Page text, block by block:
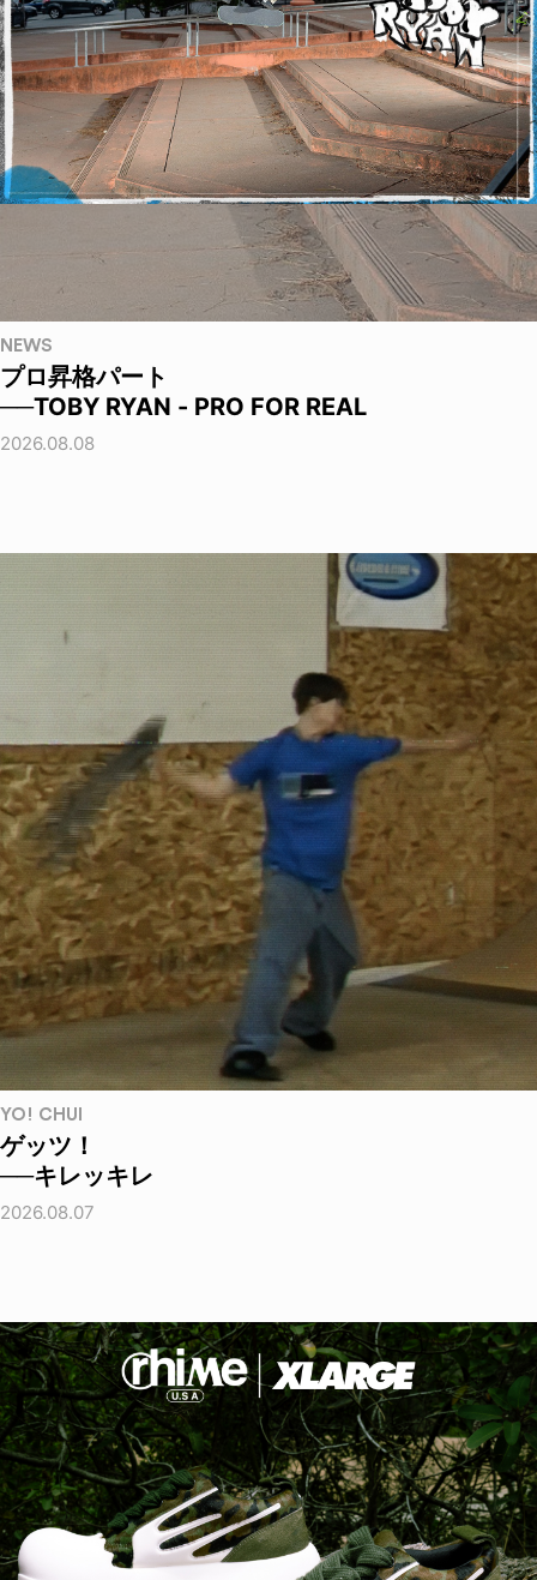
NEWS
プロ昇格パート
──TOBY RYAN - PRO FOR REAL
2026.08.08
YO! CHUI
ゲッツ！
──キレッキレ
2026.08.07